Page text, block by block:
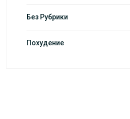
Без Рубрики
Похудение